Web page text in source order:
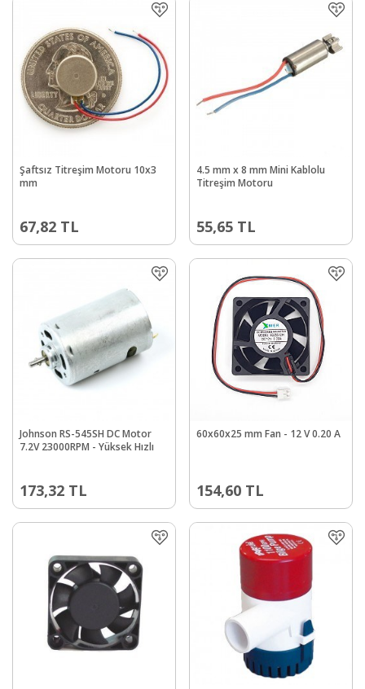
Şaftsız Titreşim Motoru 10x3
mm
67,82 TL
4.5 mm x 8 mm Mini Kablolu
Titreşim Motoru
55,65 TL
Johnson RS-545SH DC Motor
7.2V 23000RPM - Yüksek Hızlı
173,32 TL
60x60x25 mm Fan - 12 V 0.20 A
154,60 TL